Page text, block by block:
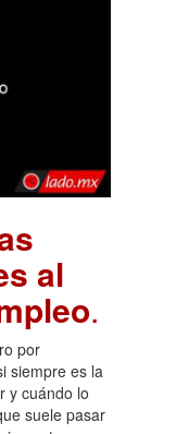
al
.
por
siempre es la
y cuándo lo
suele pasar